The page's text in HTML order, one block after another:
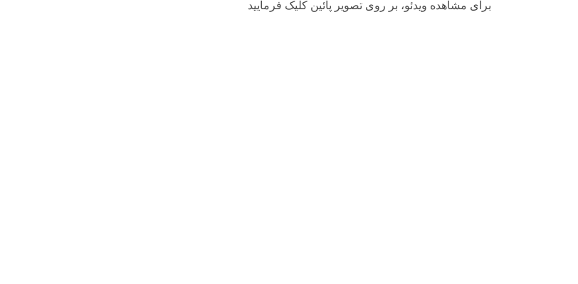
براى مشاهده ویدئو، بر روى تصویر پائین کلیک فرمایید